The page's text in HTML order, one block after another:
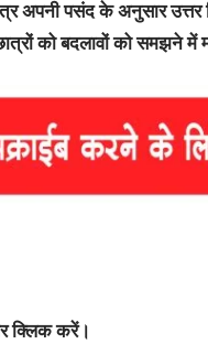
अपनी पसंद के अनुसार
को बदलावों को समझने में
क्लिक करें।